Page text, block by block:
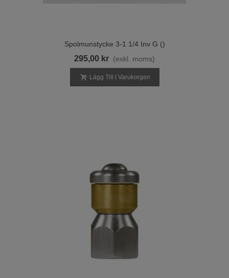
Spolmunstycke 3-1 1/4 Inv G ()
295,00 kr (exkl. moms)
Lägg Till I Varukorgen